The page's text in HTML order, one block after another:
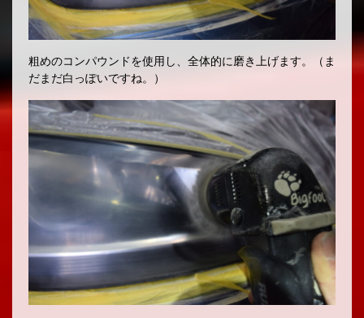
粗めのコンパウンドを使用し、全体的に磨き上げます。（ま
だまだ白っぽいですね。）